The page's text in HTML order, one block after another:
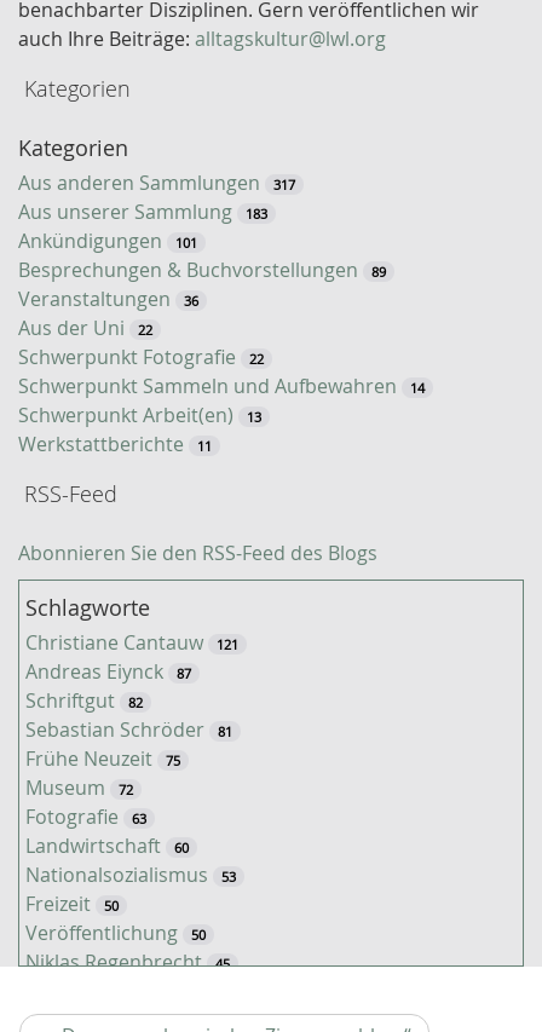
o
S
u
c
h
e
benachbarter Disziplinen. Gern veröffentlichen wir
auch Ihre Beiträge: alltagskultur@lwl.org
Kategorien
Kategorien
Aus anderen Sammlungen 317
Aus unserer Sammlung 183
Ankündigungen 101
Besprechungen & Buchvorstellungen 89
Veranstaltungen 36
Aus der Uni 22
Schwerpunkt Fotografie 22
Schwerpunkt Sammeln und Aufbewahren 14
Schwerpunkt Arbeit(en) 13
Werkstattberichte 11
RSS-Feed
Abonnieren Sie den RSS-Feed des Blogs
Schlagworte
Christiane Cantauw 121
Andreas Eiynck 87
Schriftgut 82
Sebastian Schröder 81
Frühe Neuzeit 75
Museum 72
Fotografie 63
Landwirtschaft 60
Nationalsozialismus 53
Freizeit 50
Veröffentlichung 50
Niklas Regenbrecht 45
Tiere